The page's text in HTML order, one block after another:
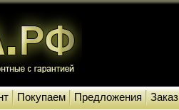
Покупаем Предложения Заказ